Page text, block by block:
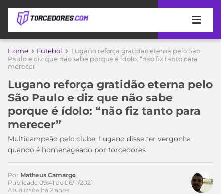
APOSTAS
DICAS
APOSTA
MELHORES
SITES
DE
APOSTAS
2026
CÓDIGO
ÚLTIMAS
COPA
DO
MUNDO
TIMES
MEU
TIME
CAMPEONATOS
Home Futebol
Lugano reforça gratidão eterna pelo São
Paulo e diz que não sabe porque é ídolo: “não fiz tanto para
merecer”
Lugano reforça gratidão eterna pelo
São Paulo e diz que não sabe
porque é ídolo: “não fiz tanto para
merecer”
Multicampeão pelo clube, Lugano disse ter vergonha
quando é homenageado por torcedores
Acesse o perfil do autor
no Twitter
Por Matheus Camargo
Publicado 09:41 de 06/11/2021
Atualizado há 2 anos